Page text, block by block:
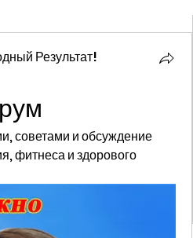
Результат!
советами и обсуждение
фитнеса и здорового